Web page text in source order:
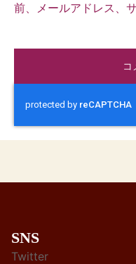
前、メールアドレス、
SNS
Twitter